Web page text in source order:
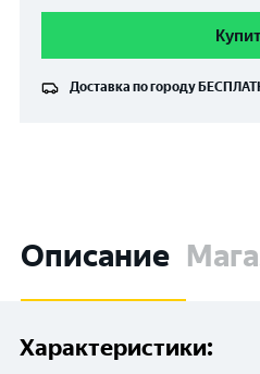
Доставка по городу
Описание
Характеристики: